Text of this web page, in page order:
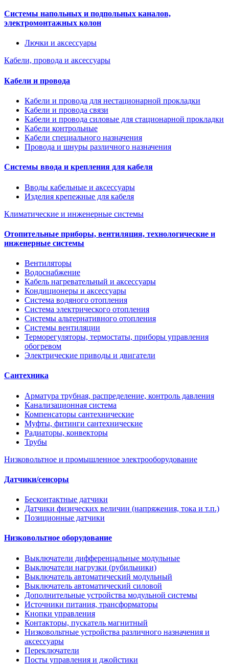
Системы напольных и подпольных каналов,
электромонтажных колон
Лючки и аксессуары
Кабели, провода и аксессуары
Кабели и провода
Кабели и провода для нестационарной прокладки
Кабели и провода связи
Кабели и провода силовые для стационарной прокладки
Кабели контрольные
Кабели специального назначения
Провода и шнуры различного назначения
Системы ввода и крепления для кабеля
Вводы кабельные и аксессуары
Изделия крепежные для кабеля
Климатические и инженерные системы
Отопительные приборы, вентиляция, технологические и
инженерные системы
Вентиляторы
Водоснабжение
Кабель нагревательный и аксессуары
Кондиционеры и аксессуары
Система водяного отопления
Система электрического отопления
Системы альтернативного отопления
Системы вентиляции
Терморегуляторы, термостаты, приборы управления
обогревом
Электрические приводы и двигатели
Сантехника
Арматура трубная, распределение, контроль давления
Канализационная система
Компенсаторы сантехнические
Муфты, фитинги сантехнические
Радиаторы, конвекторы
Трубы
Низковольтное и промышленное электрооборудование
Датчики/сенсоры
Бесконтактные датчики
Датчики физических величин (напряжения, тока и т.п.)
Позиционные датчики
Низковольтное оборудование
Выключатели дифференцальные модульные
Выключатели нагрузки (рубильники)
Выключатель автоматический модульный
Выключатель автоматический силовой
Дополнительные устройства модульной системы
Источники питания, трансформаторы
Кнопки управления
Контакторы, пускатель магнитный
Низковольтные устройства различного назначения и
аксессуары
Переключатели
Посты управления и джойстики